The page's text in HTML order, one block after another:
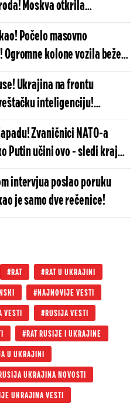
Moskva otkrila
informacije, evo šta zapadni
Počelo masovno
kolone vozila beže
gradu, situacija sve gora iz
Ukrajina na frontu
inteligenciju!
jezivi, niko više neće biti
Zvaničnici NATO-a
Putin učini ovo - sledi kraj
intervjua poslao poruku
je samo dve rečenice!
RAT RAT U UKRAJINI
NAJNOVIJE VESTI
VESTI RUSIJA VESTI
RAT RUSIJE I UKRAJINE
U UKRAJINI
RUSIJA UKRAJINA NOVOSTI
UKRAJINA VESTI